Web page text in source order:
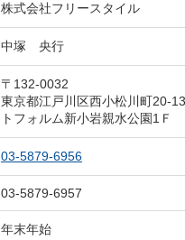
株式会社フリースタイル
中塚 央行
〒132-0032
東京都江戸川区西小松川町20-
トフォルム新小岩親水公園1Ｆ
03-5879-6956
03-5879-6957
年末年始